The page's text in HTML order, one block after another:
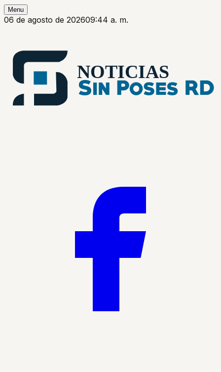
Menu
06 de agosto de 202609:44 a. m.